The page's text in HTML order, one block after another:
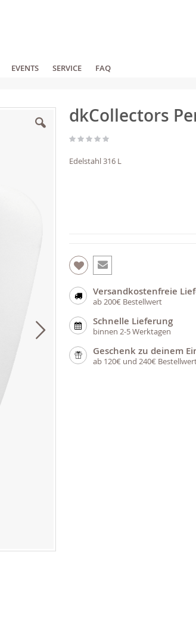
EVENTS SERVICE FAQ
dkCollectors
Edelstahl 316 L
Versandkostenfreie
ab 200€ Bestellwert
Schnelle Lieferung
binnen 2-5 Werktagen
Geschenk zu deinem
ab 120€ und 240€